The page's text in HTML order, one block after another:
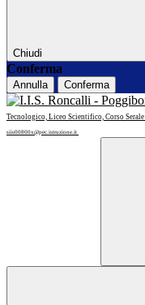
Chiudi
Conferma
Annulla Conferma
Tecnologico, Liceo Scientifico, Corso Serale
siis00800x@pec.istruzione.it